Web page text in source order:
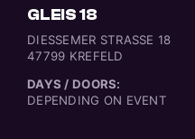
GLEIS 18
DIESSEMER STRASSE 18
47799 KREFELD
DAYS / DOORS:
DEPENDING ON EVENT